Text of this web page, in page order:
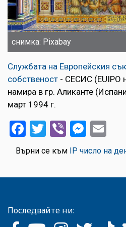
снимка: Pixabay
Службата на Европейския
собственост - СЕСИС (EUIPO
намира в гр. Аликанте
март 1994 г.
Facebook
Twitter
Viber
Върни се към IP число на
Последвайте ни: